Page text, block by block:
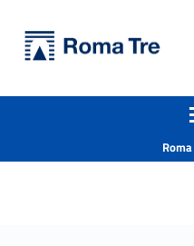
Prof. MIRKO SOSSAI insegnamenti - Università Roma Tre